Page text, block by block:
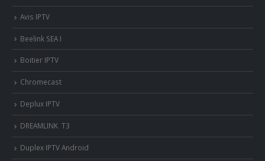
Avis IPTV
Beelink SEA I
Boitier IPTV
Chromecast
Deplux IPTV
DREAMLINK T3
Duplex IPTV Android